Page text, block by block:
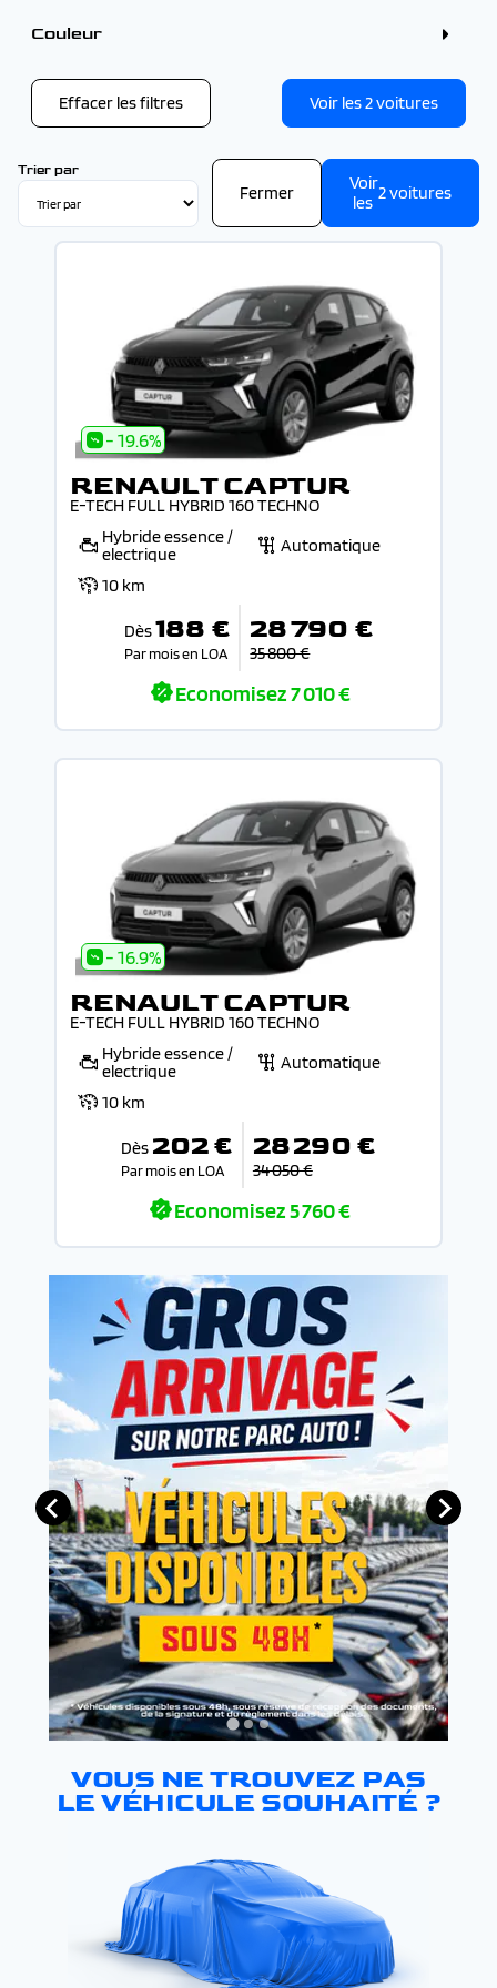
Couleur
Gris (7)
Noir (4)
Effacer les filtres Voir les2voitures
Trier par
Fermer
Voir
les 2voitures
- 19.6%
RENAULT CAPTUR
E-TECH FULL HYBRID 160 TECHNO
Hybride essence /
electrique
Automatique
10 km
Dès188 €
Par mois en LOA
28 790 €
35 800 €
Economisez7 010 €
- 16.9%
RENAULT CAPTUR
E-TECH FULL HYBRID 160 TECHNO
Hybride essence /
electrique
Automatique
10 km
Dès 202 €
Par mois en LOA
28 290 €
34 050 €
Economisez5 760 €
VOUS NE TROUVEZ PAS
LE VÉHICULE SOUHAITÉ ?